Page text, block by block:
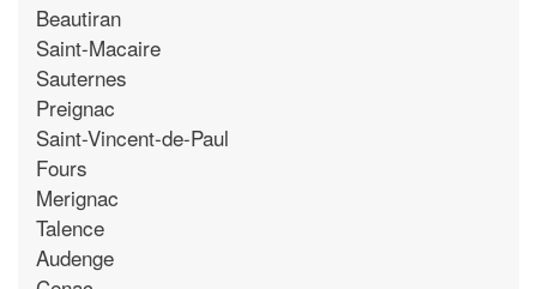
Beautiran
Saint-Macaire
Sauternes
Preignac
Saint-Vincent-de-Paul
Fours
Merignac
Talence
Audenge